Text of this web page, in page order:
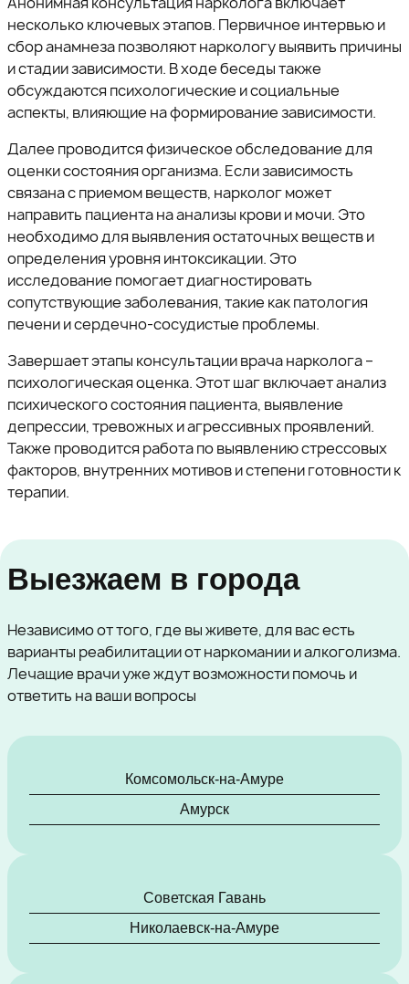
несколько ключевых этапов. Первичное интервью и
сбор анамнеза позволяют наркологу выявить причины
и стадии зависимости. В ходе беседы также
обсуждаются психологические и социальные
аспекты, влияющие на формирование зависимости.
Далее проводится физическое обследование для
оценки состояния организма. Если зависимость
связана с приемом веществ, нарколог может
направить пациента на анализы крови и мочи. Это
необходимо для выявления остаточных веществ и
определения уровня интоксикации. Это
исследование помогает диагностировать
сопутствующие заболевания, такие как патология
печени и сердечно-сосудистые проблемы.
Завершает этапы консультации врача нарколога –
психологическая оценка. Этот шаг включает анализ
психического состояния пациента, выявление
депрессии, тревожных и агрессивных проявлений.
Также проводится работа по выявлению стрессовых
факторов, внутренних мотивов и степени готовности к
терапии.
Выезжаем в города
Независимо от того, где вы живете, для вас есть
варианты реабилитации от наркомании и алкоголизма.
Лечащие врачи уже ждут возможности помочь и
ответить на ваши вопросы
Комсомольск-на-Амуре
Амурск
Советская Гавань
Николаевск-на-Амуре